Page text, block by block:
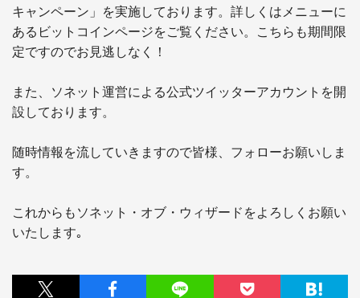
キャンペーン」を実施しております。詳しくはメニューに
あるビットコインページをご覧ください。こちらも期間限
定ですのでお見逃しなく！
また、ソネット運営による公式ツイッターアカウントを開
設しております。
随時情報を流していきますので皆様、フォローお願いしま
す。
これからもソネット・オブ・ウィザードをよろしくお願い
いたします｡